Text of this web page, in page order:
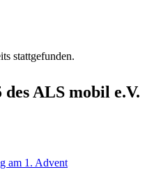
stattgefunden.
ALS mobil e.V.
am 1. Advent